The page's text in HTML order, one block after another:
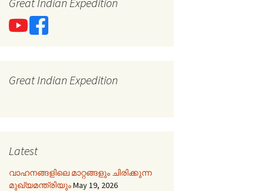
Great Indian Expedition
Latest
വാഹനങ്ങളിലെ മാറ്റങ്ങളും ചിരിക്കുന്ന
മുഖ്യമന്ത്രിയുംMay 19, 2026